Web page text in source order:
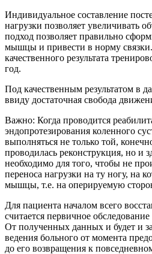
Индивидуальное составление
нагрузки позволяет увеличивать
подход позволяет правильно
мышцы и привести в норму
качественного результата
год.
Под качественным результатом в
ввиду достаточная свобода
Важно: Когда проводится
эндопротезирования коленного
выполняться не только той,
проводилась реконструкция, но и
необходимо для того, чтобы не
переноса нагрузки на ту ногу, на
мышцы, т.е. на оперируемую
Для пациента началом всего
считается первичное
От полученных данных и будет и
ведения больного от момента
до его возвращения к